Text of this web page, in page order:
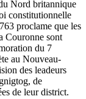
Nord britannique
constitutionnelle
proclame que les
Couronne sont
du 7
au Nouveau-
des leadeurs
de
de leur district.